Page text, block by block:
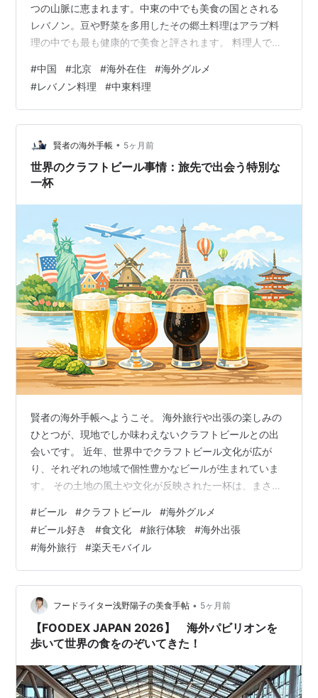
つの山脈に恵まれます。中東の中でも美食の国とされる
レバノン。豆や野菜を多用したその郷土料理はアラブ料
理の中でも最も健康的で美食と評されます。 料理人であ
「Sumac Restaurant and Lounge」を開店したのは2010
年。中国本土での第一号店となる「Sumac Lebanese
Restaurant」が店舗を構えるのは、ここ数年での開発と
発展が著しい亮马桥。中でも以前とは見違える様な洗練
さと賑わいを見せる、亮马河の畔の特等席に位…
#中国 #北京 #海外在住 #海外グルメ
#レバノン料理 #中東料理
賢者の海外手帳 • 5ヶ月前
世界のクラフトビール事情：旅先で出会う特別な
一杯
賢者の海外手帳へようこそ。 海外旅行や出張の楽しみの
ひとつが、現地でしか味わえないクラフトビールとの出
会いです。 近年、世界中でクラフトビール文化が広が
り、それぞれの地域で個性豊かなビールが生まれていま
す。 その土地の風土や文化が反映された一杯は、まさに
ビール事情と、旅先で楽しむためのポイントを紹介しま
す。 1. クラフトビールとは？ クラフトビールとは、小規
模な醸造所で作られる個性的なビールのことです。 大量
生産のビールとは異なり、味や香りに強い特徴がありま
す。 フルーティーな香り 苦味の強さ ユニークな原材料
など、さまざまなスタイルが楽…
#ビール #クラフトビール #海外グルメ
#ビール好き #食文化 #旅行体験 #海外出張
#海外旅行 #楽天モバイル
フードライター浅野陽子の美食手帖 • 5ヶ月前
【FOODEX JAPAN 2026】 海外パビリオンを
歩いて世界の食をのぞいてきた！